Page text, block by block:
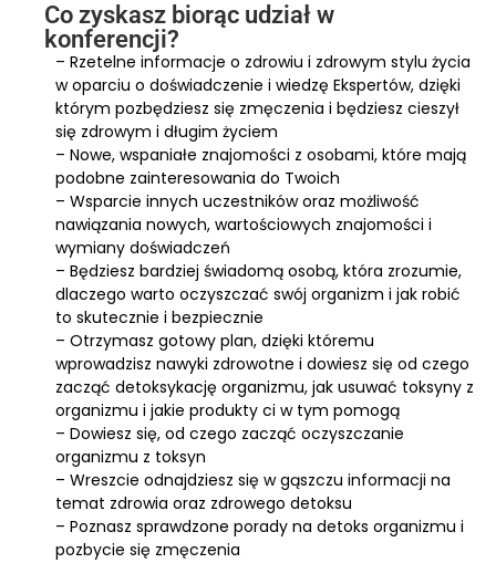
Co zyskasz biorąc udział w
konferencji?
– Rzetelne informacje o zdrowiu i zdrowym stylu życia
w oparciu o doświadczenie i wiedzę Ekspertów, dzięki
którym pozbędziesz się zmęczenia i będziesz cieszył
się zdrowym i długim życiem
– Nowe, wspaniałe znajomości z osobami, które mają
podobne zainteresowania do Twoich
– Wsparcie innych uczestników oraz możliwość
nawiązania nowych, wartościowych znajomości i
wymiany doświadczeń
– Będziesz bardziej świadomą osobą, która zrozumie,
dlaczego warto oczyszczać swój organizm i jak robić
to skutecznie i bezpiecznie
– Otrzymasz gotowy plan, dzięki któremu
wprowadzisz nawyki zdrowotne i dowiesz się od czego
zacząć detoksykację organizmu, jak usuwać toksyny z
organizmu i jakie produkty ci w tym pomogą
– Dowiesz się, od czego zacząć oczyszczanie
organizmu z toksyn
– Wreszcie odnajdziesz się w gąszczu informacji na
temat zdrowia oraz zdrowego detoksu
– Poznasz sprawdzone porady na detoks organizmu i
pozbycie się zmęczenia